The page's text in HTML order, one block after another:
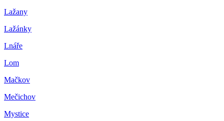
Lažany
Lažánky
Lnáře
Lom
Mačkov
Mečichov
Mystice